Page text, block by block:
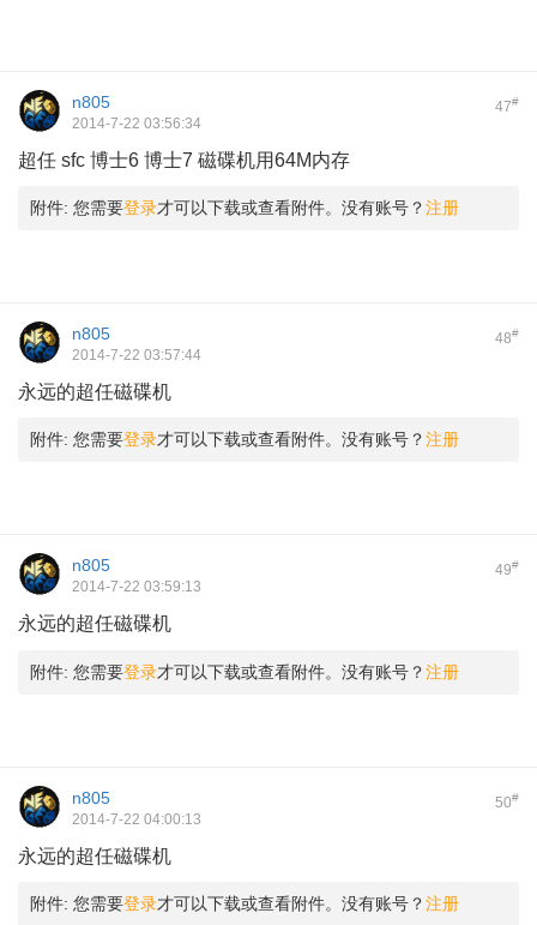
47#
n805
2014-7-22 03:56:34
超任 sfc 博士6 博士7 磁碟机用64M内存
附件: 您需要登录才可以下载或查看附件。没有账号？注册
48#
n805
2014-7-22 03:57:44
永远的超任磁碟机
附件: 您需要登录才可以下载或查看附件。没有账号？注册
49#
n805
2014-7-22 03:59:13
永远的超任磁碟机
附件: 您需要登录才可以下载或查看附件。没有账号？注册
50#
n805
2014-7-22 04:00:13
永远的超任磁碟机
附件: 您需要登录才可以下载或查看附件。没有账号？注册